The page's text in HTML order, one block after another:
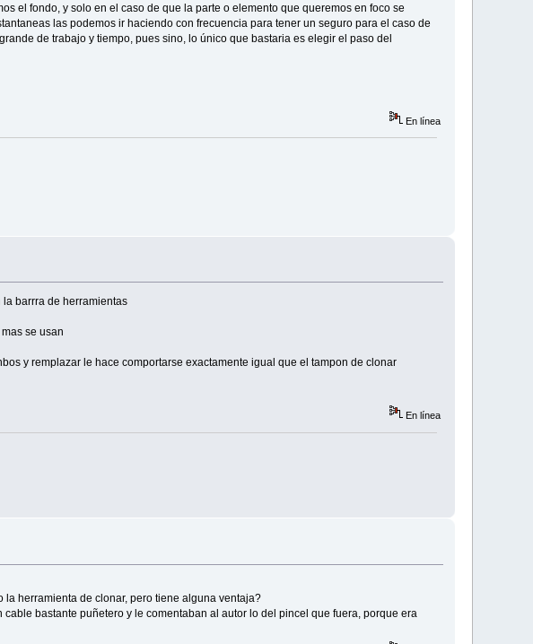
el fondo, y solo en el caso de que la parte o elemento que queremos en foco se
las podemos ir haciendo con frecuencia para tener un seguro para el caso de
de trabajo y tiempo, pues sino, lo único que bastaria es elegir el paso del
En línea
barrra de herramientas
se usan
y remplazar le hace comportarse exactamente igual que el tampon de clonar
En línea
la herramienta de clonar, pero tiene alguna ventaja?
bastante puñetero y le comentaban al autor lo del pincel que fuera, porque era